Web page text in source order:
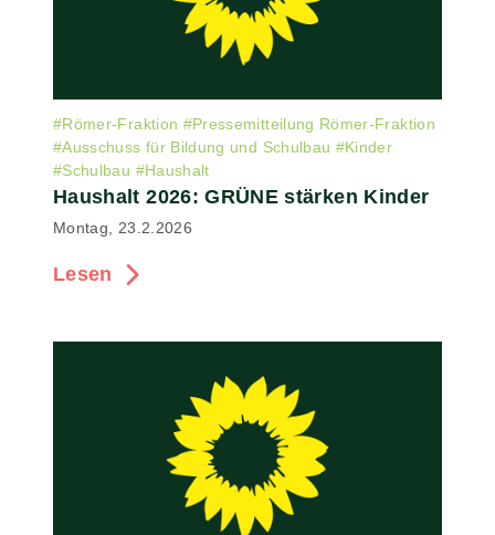
#Römer-Fraktion #Pressemitteilung Römer-Fraktion
#Ausschuss für Bildung und Schulbau #Kinder
#Schulbau #Haushalt
Haushalt 2026: GRÜNE stärken Kinder
Montag, 23.2.2026
Lesen